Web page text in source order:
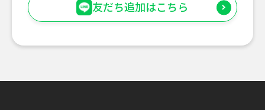
友だち追加はこちら